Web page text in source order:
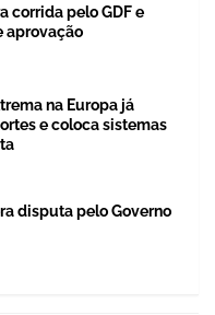
corrida pelo GDF e
aprovação
na Europa já
e coloca sistemas
disputa pelo Governo